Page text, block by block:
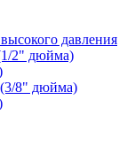
давления
2" дюйма)
8" дюйма)